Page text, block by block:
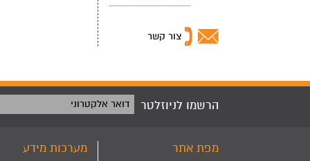
צור קשר
הרשמו לניוזלטר דואר אלקטרוני
מפת אתר מערכות מידע